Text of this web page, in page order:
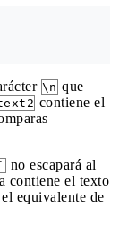
\n que
contiene el
no escapará al
contiene el texto
equivalente de